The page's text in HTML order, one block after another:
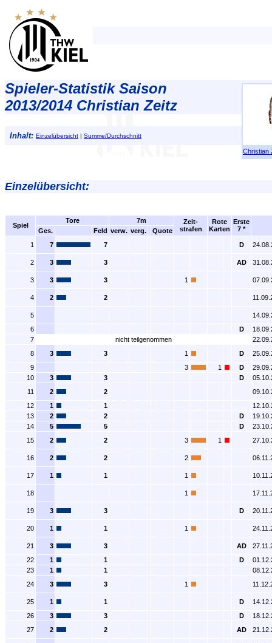
Christian
Spieler-Statistik Saison
2013/2014 Christian Zeitz
Inhalt: Einzelübersicht | Summe/Durchschnitt
Einzelübersicht:
Spiel
Tore 7m
Zeit-
strafen
Rote
Karten
Erste
7 *
Ges. Feld verw. verg.
Quote
1
7 7 D
2 3 3 AD
3 3 3 1
4 2 2
5
6
D
7
nicht teilgenommen
8
3 3 1 D
9
3 1 D
10
3 3 D
11
2 2
12
1 1
13
2 2 D
14
5 5 D
15
2 2 3 1
16 2 2 2
17 1 1 1
18 1
19 3 3 D
20 1 1 1
21 3 3 AD
22
1 1 D
23
1 1
24
3 3 1
25 1 1 D
26
3 3 D
27
2 2 AD